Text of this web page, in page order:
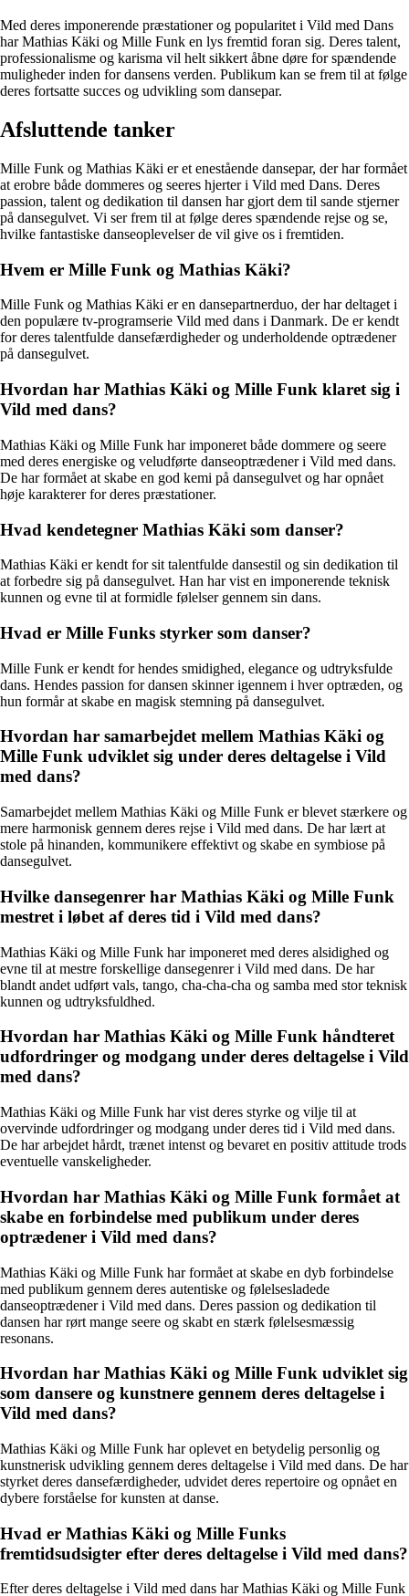
Med deres imponerende præstationer og popularitet i Vild med Dans
har Mathias Käki og Mille Funk en lys fremtid foran sig. Deres talent,
professionalisme og karisma vil helt sikkert åbne døre for spændende
muligheder inden for dansens verden. Publikum kan se frem til at følge
deres fortsatte succes og udvikling som dansepar.
Afsluttende tanker
Mille Funk og Mathias Käki er et enestående dansepar, der har formået
at erobre både dommeres og seeres hjerter i Vild med Dans. Deres
passion, talent og dedikation til dansen har gjort dem til sande stjerner
på dansegulvet. Vi ser frem til at følge deres spændende rejse og se,
hvilke fantastiske danseoplevelser de vil give os i fremtiden.
Hvem er Mille Funk og Mathias Käki?
Mille Funk og Mathias Käki er en dansepartnerduo, der har deltaget i
den populære tv-programserie Vild med dans i Danmark. De er kendt
for deres talentfulde dansefærdigheder og underholdende optrædener
på dansegulvet.
Hvordan har Mathias Käki og Mille Funk klaret sig i
Vild med dans?
Mathias Käki og Mille Funk har imponeret både dommere og seere
med deres energiske og veludførte danseoptrædener i Vild med dans.
De har formået at skabe en god kemi på dansegulvet og har opnået
høje karakterer for deres præstationer.
Hvad kendetegner Mathias Käki som danser?
Mathias Käki er kendt for sit talentfulde dansestil og sin dedikation til
at forbedre sig på dansegulvet. Han har vist en imponerende teknisk
kunnen og evne til at formidle følelser gennem sin dans.
Hvad er Mille Funks styrker som danser?
Mille Funk er kendt for hendes smidighed, elegance og udtryksfulde
dans. Hendes passion for dansen skinner igennem i hver optræden, og
hun formår at skabe en magisk stemning på dansegulvet.
Hvordan har samarbejdet mellem Mathias Käki og
Mille Funk udviklet sig under deres deltagelse i Vild
med dans?
Samarbejdet mellem Mathias Käki og Mille Funk er blevet stærkere og
mere harmonisk gennem deres rejse i Vild med dans. De har lært at
stole på hinanden, kommunikere effektivt og skabe en symbiose på
dansegulvet.
Hvilke dansegenrer har Mathias Käki og Mille Funk
mestret i løbet af deres tid i Vild med dans?
Mathias Käki og Mille Funk har imponeret med deres alsidighed og
evne til at mestre forskellige dansegenrer i Vild med dans. De har
blandt andet udført vals, tango, cha-cha-cha og samba med stor teknisk
kunnen og udtryksfuldhed.
Hvordan har Mathias Käki og Mille Funk håndteret
udfordringer og modgang under deres deltagelse i Vild
med dans?
Mathias Käki og Mille Funk har vist deres styrke og vilje til at
overvinde udfordringer og modgang under deres tid i Vild med dans.
De har arbejdet hårdt, trænet intenst og bevaret en positiv attitude trods
eventuelle vanskeligheder.
Hvordan har Mathias Käki og Mille Funk formået at
skabe en forbindelse med publikum under deres
optrædener i Vild med dans?
Mathias Käki og Mille Funk har formået at skabe en dyb forbindelse
med publikum gennem deres autentiske og følelsesladede
danseoptrædener i Vild med dans. Deres passion og dedikation til
dansen har rørt mange seere og skabt en stærk følelsesmæssig
resonans.
Hvordan har Mathias Käki og Mille Funk udviklet sig
som dansere og kunstnere gennem deres deltagelse i
Vild med dans?
Mathias Käki og Mille Funk har oplevet en betydelig personlig og
kunstnerisk udvikling gennem deres deltagelse i Vild med dans. De har
styrket deres dansefærdigheder, udvidet deres repertoire og opnået en
dybere forståelse for kunsten at danse.
Hvad er Mathias Käki og Mille Funks
fremtidsudsigter efter deres deltagelse i Vild med dans?
Efter deres deltagelse i Vild med dans har Mathias Käki og Mille Funk